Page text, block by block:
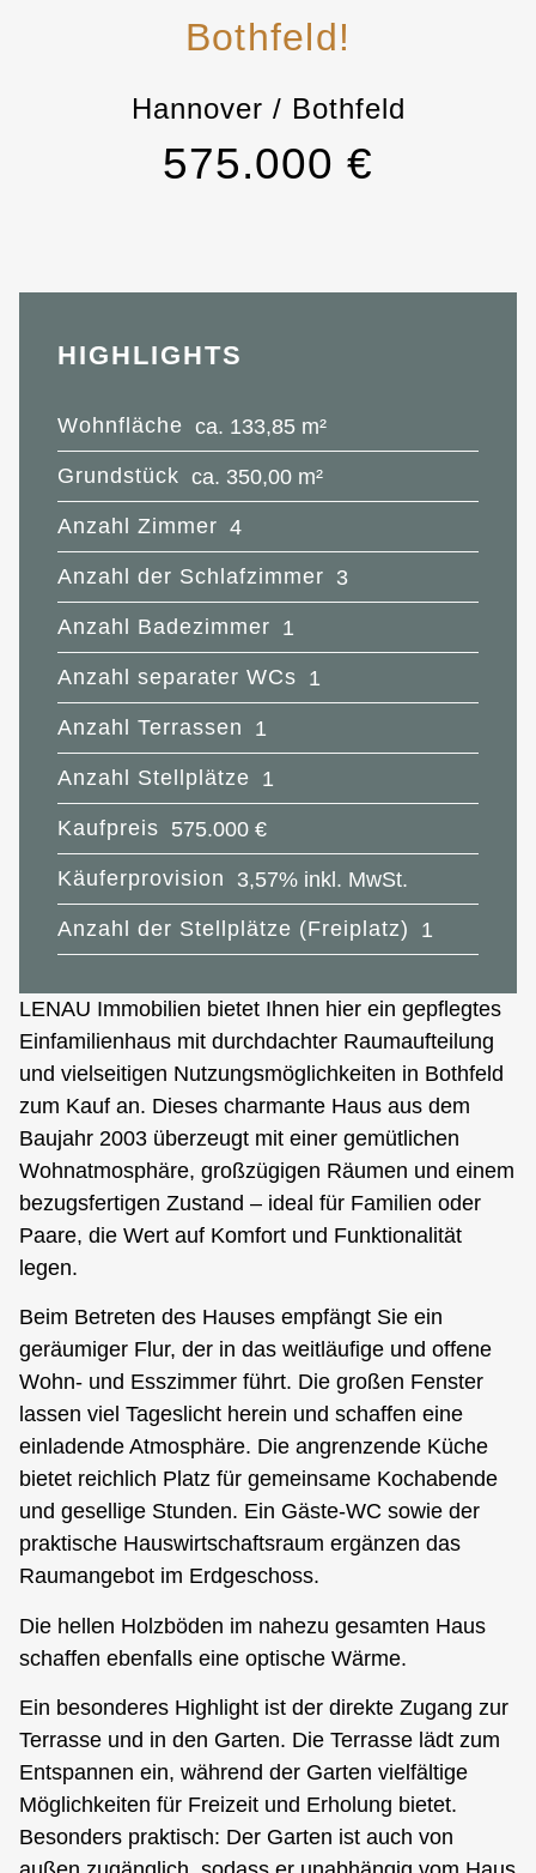
Bothfeld!
Hannover / Bothfeld
575.000 €
HIGHLIGHTS
Wohnfläche ca. 133,85 m²
Grundstück ca. 350,00 m²
Anzahl Zimmer 4
Anzahl der Schlafzimmer 3
Anzahl Badezimmer 1
Anzahl separater WCs 1
Anzahl Terrassen 1
Anzahl Stellplätze 1
Kaufpreis 575.000 €
Käuferprovision 3,57% inkl. MwSt.
Anzahl der Stellplätze (Freiplatz) 1
LENAU Immobilien bietet Ihnen hier ein gepflegtes
Einfamilienhaus mit durchdachter Raumaufteilung
und vielseitigen Nutzungsmöglichkeiten in Bothfeld
zum Kauf an. Dieses charmante Haus aus dem
Baujahr 2003 überzeugt mit einer gemütlichen
Wohnatmosphäre, großzügigen Räumen und einem
bezugsfertigen Zustand – ideal für Familien oder
Paare, die Wert auf Komfort und Funktionalität
legen.
Beim Betreten des Hauses empfängt Sie ein
geräumiger Flur, der in das weitläufige und offene
Wohn- und Esszimmer führt. Die großen Fenster
lassen viel Tageslicht herein und schaffen eine
einladende Atmosphäre. Die angrenzende Küche
bietet reichlich Platz für gemeinsame Kochabende
und gesellige Stunden. Ein Gäste-WC sowie der
praktische Hauswirtschaftsraum ergänzen das
Raumangebot im Erdgeschoss.
Die hellen Holzböden im nahezu gesamten Haus
schaffen ebenfalls eine optische Wärme.
Ein besonderes Highlight ist der direkte Zugang zur
Terrasse und in den Garten. Die Terrasse lädt zum
Entspannen ein, während der Garten vielfältige
Möglichkeiten für Freizeit und Erholung bietet.
Besonders praktisch: Der Garten ist auch von